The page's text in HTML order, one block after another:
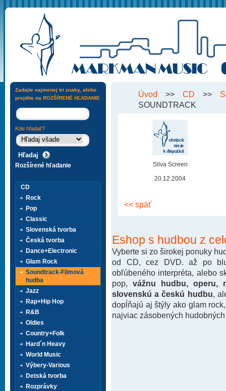
Úvod >> CD >>
SOUNDTRACK
Silva Screen
20.12.2004
<< späť
Eshop s hudbou z
Vyberte si zo širokej ponuky
od CD, cez DVD. až po
obľúbeného interpréta, alebo
pop, vážnu hudbu, operu,
slovenskú a českú hudbu ,
dopĺňajú aj štýly ako glam
najviac zásobených
Zadajte najmenej tri znaky, alebo
prejdite na ROZŠÍRENÉ HĽADANIE
Kde hľadať?
Rozšírené hľadanie
CD
Rock
Pop
Classic
Slovenská tvorba
Česká tvorba
Dance+Electronic
Glam Rock
Soundtrack-Filmová
hudba
Jazz
Rap+Hip Hop
R&B
Oldies
Country+Folk
Hard´n Heavy
World Music
Výbery-Various
Detská tvorba
Rozprávky